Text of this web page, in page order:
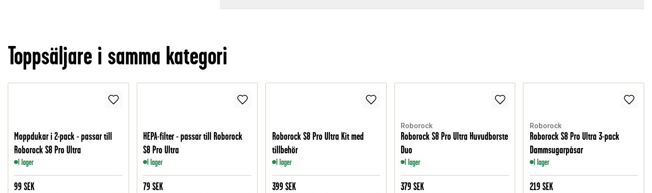
Toppsäljare i samma kategori
Moppdukar i 2-pack - passar till
Roborock S8 Pro Ultra
I lager
99 SEK
HEPA-filter - passar till Roborock
S8 Pro Ultra
I lager
79 SEK
Roborock S8 Pro Ultra Kit med
tillbehör
I lager
399 SEK
Roborock
Roborock S8 Pro Ultra Huvudborste
Duo
I lager
379 SEK
Roborock
Roborock S8 Pro Ultra 3-pack
Dammsugarpåsar
I lager
219 SEK